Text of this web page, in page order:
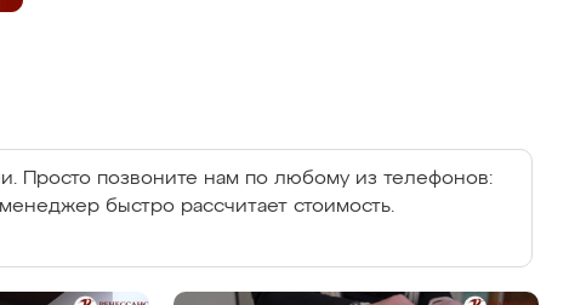
Просто позвоните нам по любому из телефонов:
быстро рассчитает стоимость.